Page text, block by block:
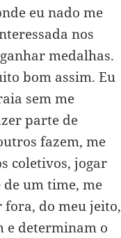
eu nado me
nos
medalhas.
bom assim. Eu
sem me
parte de
fazem, me
coletivos, jogar
um time, me
fora, do meu jeito,
e determinam o